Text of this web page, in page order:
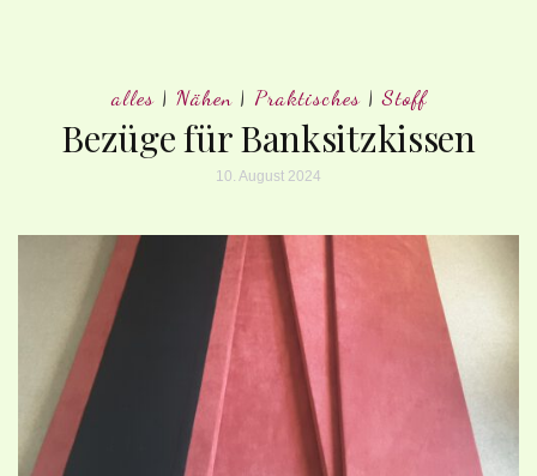
alles| Nähen| Praktisches|Stoff
Bezüge für Banksitzkissen
10. August 2024